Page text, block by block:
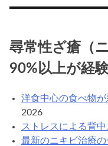
尋常性ざ瘡（
90%以上が経
洋食中心の食べ物
2026
ストレスによる背
最新のニキビ治療